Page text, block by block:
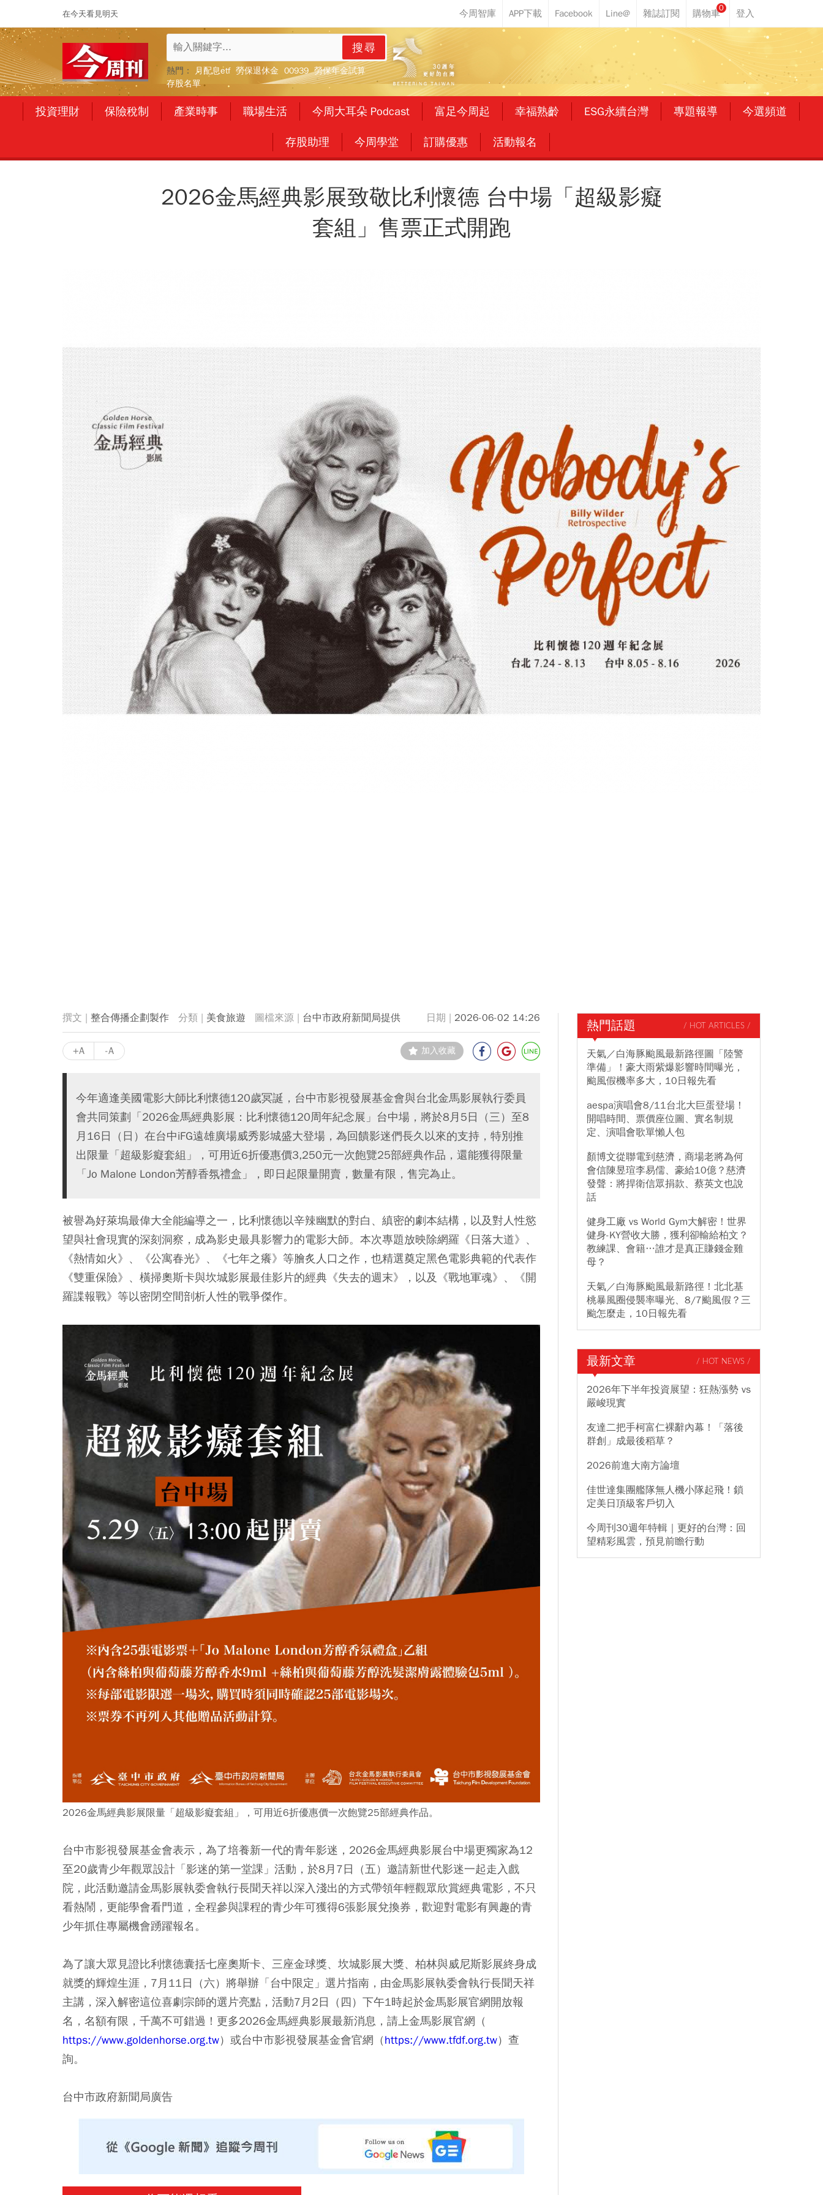
在今天看見明天
0
搜尋
熱門： 月配息etf 勞保退休金 00939 勞保年金試算
存股名單
投資理財 保險稅制 產業時事 職場生活 今周大耳朵 Podcast 富足今周起 幸福熟齡 ESG永續台灣 專題報導 今選頻道
存股助理 今周學堂 訂購優惠 活動報名
2026金馬經典影展致敬比利懷德 台中場「超級影癡
套組」售票正式開跑
整合傳播企劃製作 美食旅遊 台中市政府新聞局提供 2026-06-02 14:26
+A -A 加入收藏
今年適逢美國電影大師比利懷德120歲冥誕，台中市影視發展基金會與台北金馬影展執行委員
會共同策劃「2026金馬經典影展：比利懷德120周年紀念展」台中場，將於8月5日（三）至8
月16日（日）在台中iFG遠雄廣場威秀影城盛大登場，為回饋影迷們長久以來的支持，特別推
出限量「超級影癡套組」，可用近6折優惠價3,250元一次飽覽25部經典作品，還能獲得限量
「Jo Malone London芳醇香氛禮盒」，即日起限量開賣，數量有限，售完為止。
被譽為好萊塢最偉大全能編導之一，比利懷德以辛辣幽默的對白、縝密的劇本結構，以及對人性慾
望與社會現實的深刻洞察，成為影史最具影響力的電影大師。本次專題放映除網羅《日落大道》、
《熱情如火》、《公寓春光》、《七年之癢》等膾炙人口之作，也精選奠定黑色電影典範的代表作
《雙重保險》、橫掃奧斯卡與坎城影展最佳影片的經典《失去的週末》，以及《戰地軍魂》、《開
羅諜報戰》等以密閉空間剖析人性的戰爭傑作。
2026金馬經典影展限量「超級影癡套組」，可用近6折優惠價一次飽覽25部經典作品。
台中市影視發展基金會表示，為了培養新一代的青年影迷，2026金馬經典影展台中場更獨家為12
至20歲青少年觀眾設計「影迷的第一堂課」活動，於8月7日（五）邀請新世代影迷一起走入戲
院，此活動邀請金馬影展執委會執行長聞天祥以深入淺出的方式帶領年輕觀眾欣賞經典電影，不只
看熱鬧，更能學會看門道，全程參與課程的青少年可獲得6張影展兌換券，歡迎對電影有興趣的青
少年抓住專屬機會踴躍報名。
為了讓大眾見證比利懷德囊括七座奧斯卡、三座金球獎、坎城影展大獎、柏林與威尼斯影展終身成
就獎的輝煌生涯，7月11日（六）將舉辦「台中限定」選片指南，由金馬影展執委會執行長聞天祥
主講，深入解密這位喜劇宗師的選片亮點，活動7月2日（四）下午1時起於金馬影展官網開放報
名，名額有限，千萬不可錯過！更多2026金馬經典影展最新消息，請上金馬影展官網（
https://www.goldenhorse.org.tw）或台中市影視發展基金會官網（https://www.tfdf.org.tw）查
詢。
台中市政府新聞局廣告
熱門話題 / HOT ARTICLES /
天氣／白海豚颱風最新路徑圖「陸警
準備」！豪大雨紫爆影響時間曝光，
颱風假機率多大，10日報先看
aespa演唱會8/11台北大巨蛋登場！
開唱時間、票價座位圖、實名制規
定、演唱會歌單懶人包
顏博文從聯電到慈濟，商場老將為何
會信陳昱瑄李易儒、豪給10億？慈濟
發聲：將捍衛信眾捐款、蔡英文也說
話
健身工廠 vs World Gym大解密！世界
健身-KY營收大勝，獲利卻輸給柏文？
教練課、會籍…誰才是真正賺錢金雞
母？
天氣／白海豚颱風最新路徑！北北基
桃暴風圈侵襲率曝光、8/7颱風假？三
颱怎麼走，10日報先看
最新文章 / HOT NEWS /
2026年下半年投資展望：狂熱漲勢 vs
嚴峻現實
友達二把手柯富仁裸辭內幕！「落後
群創」成最後稻草？
2026前進大南方論壇
佳世達集團艦隊無人機小隊起飛！鎖
定美日頂級客戶切入
今周刊30週年特輯｜更好的台灣：回
望精彩風雲，預見前瞻行動